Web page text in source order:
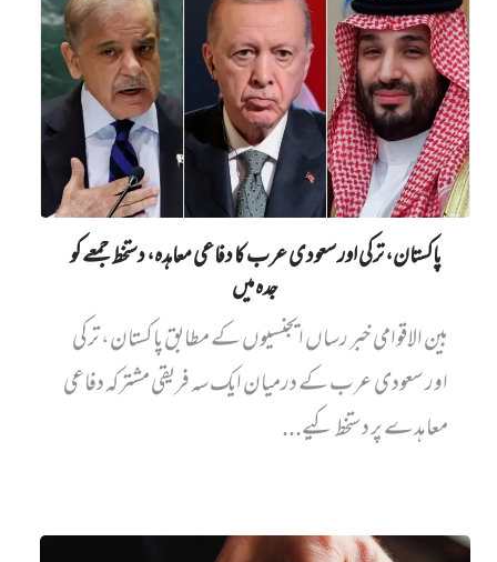
پاکستان، ترکی اور سعودی عرب کا دفاعی معاہدہ، دستخط جمعے کو
جدہ میں
بین الاقوامی خبر رساں ایجنسیوں کے مطابق پاکستان، ترکی
اور سعودی عرب کے درمیان ایک سہ فریقی مشترکہ دفاعی
معاہدے پر دستخط کیے...